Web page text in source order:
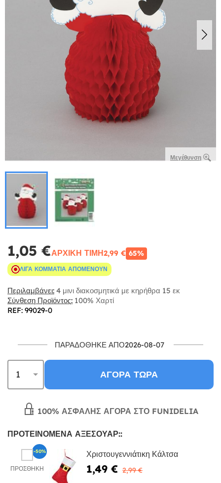
Μεγέθυνση
1,05 €ΑΡΧΙΚΉ ΤΙΜΉ2,99 € 65%
ΛΊΓΑ ΚΟΜΜΆΤΙΑ ΑΠΟΜΈΝΟΥΝ
Περιλαμβάνει: 4 μινι διακοσμητικά με κηρήθρα 15 εκ
Σύνθεση Προϊόντος: 100% Χαρτί
REF: 99029-0
ΠΑΡΑΔΌΘΗΚΕ ΑΠΌ2026-08-07
ΑΓΟΡΆ ΤΏΡΑ
100% ΑΣΦΑΛΉΣ ΑΓΟΡΆ ΣΤΟ FUNIDELIA
ΠΡΟΤΕΙΝΌΜΕΝΑ ΑΞΕΣΟΥΆΡ::
ΠΡΟΣΘΉΚΗ
Χριστουγεννιάτικη Κάλτσα
1,49 € 2,99 €
-50%